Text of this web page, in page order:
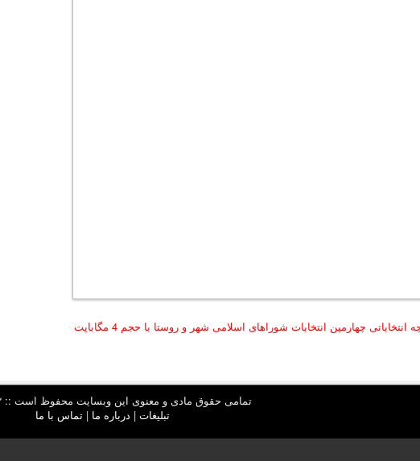
انتخاباتی چهارمین انتخابات شوراهای اسلامی شهر و روستا با حجم 4 مگابایت
تمامی حقوق مادی و معنوی این وبسایت محفوظ است :: ۱۴۰۳-۱۳۸۴
تبلیغات | درباره ما |تماس با ما